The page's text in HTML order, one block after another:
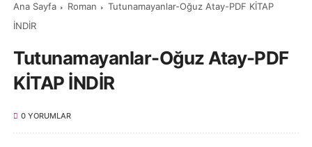
Ana Sayfa Roman
Tutunamayanlar-Oğuz Atay-PDF KİTAP
İNDİR
Tutunamayanlar-Oğuz Atay-PDF
KİTAP İNDİR
0 YORUMLAR